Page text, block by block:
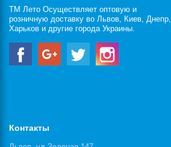
ТМ Лето Осуществляет оптовую и
розничную доставку во Львов, Киев, Днепр,
Харьков и другие города Украины.
Контакты